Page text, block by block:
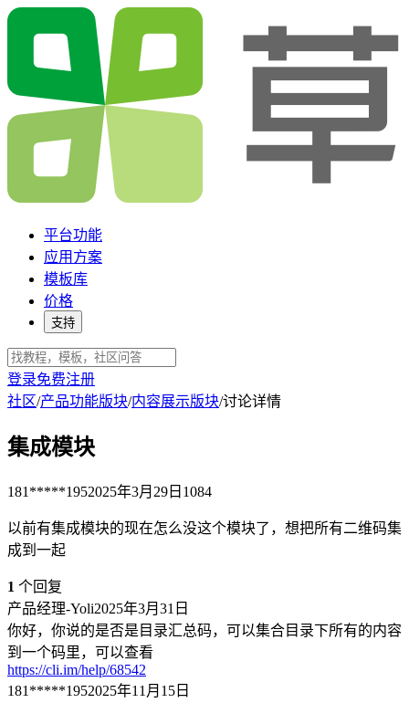
平台功能
应用方案
模板库
价格
支持
登录免费注册
社区/产品功能版块/内容展示版块/讨论详情
集成模块
181*****1952025年3月29日 1084
以前有集成模块的现在怎么没这个模块了，想把所有二维码集
成到一起
1 个回复
产品经理-Yoli2025年3月31日
你好，你说的是否是目录汇总码，可以集合目录下所有的内容
到一个码里，可以查看
https://cli.im/help/68542
181*****1952025年11月15日